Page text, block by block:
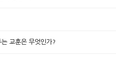
교훈은 무엇인가?